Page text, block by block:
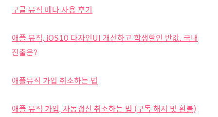
구글 뮤직 베타 사용 후기
애플 뮤직, iOS10 다자인UI 개선하고 학생할인 반값. 국내
진출은?
애플뮤직 가입 취소하는 법
애플 뮤직 가입, 자동갱신 취소하는 법 (구독 해지 및 환불)